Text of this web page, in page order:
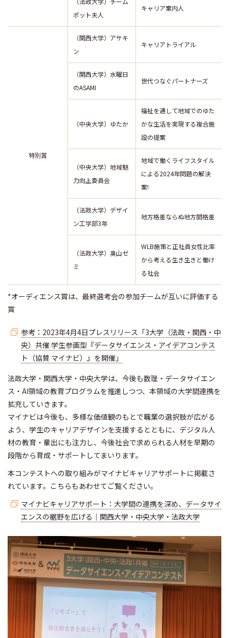
ポット夫人
キャリア案内人
特別賞
（関西大学）アサキ
ン
キャリアトライアル
（関西大学）水曜日
のASAMI
世代つなぐパートナーズ
（中央大学）ゆたか
福祉を通して地域でのゆた
かな生活を実現する複合施
設の提案
（中央大学）地域魅
力向上委員会
地域で働くライフスタイル
による2024年問題の解決
案!
（法政大学）デザイ
ン工学部3年
地方格差ならぬ地方間格差
（法政大学）奥山ゼ
ミ
WLB施策と正社員女性比率
から考える生き生きと働け
る社会
*オーディエンス賞は、最終選考会の参加チームが互いに評価する
賞
参考：2023年4月4日プレスリリース「3大学（法政・関西・中
央）共催 学生参画型『データサイエンス・アイデアコンテス
ト（協賛 マイナビ）』を開催」
法政大学・関西大学・中央大学は、今後も数理・データサイエン
ス・AI領域の教育プログラムを推進しつつ、本領域の大学間連携を
拡充していきます。
マイナビは今後も、多様な価値観のもとで職業の選択肢が広がる
よう、学生のキャリアデザインを支援するとともに、デジタル人
材の教育・輩出にも注力し、今後社会で求められる人材を早期の
段階から育成・サポートしてまいります。
本コンテストへの取り組みがマイナビキャリアサポートに掲載さ
れています。こちらもあわせてご覧ください。
マイナビキャリアサポート：大学間の連携を深め、データサイ
エンスの裾野を広げる｜関西大学・中央大学・法政大学